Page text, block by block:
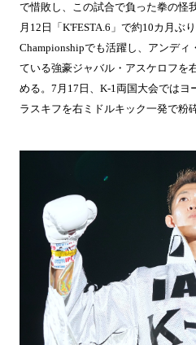
で惜敗し、この試合で負った拳の怪
月12日「K'FESTA.6」で約10カ月ぶ
Championshipでも活躍し、アンディ
ている強豪ジャバル・アスケロフを
める。7月17日、K-1両国大会ではヨ
ラスキフを右ミドルキック一発で粉